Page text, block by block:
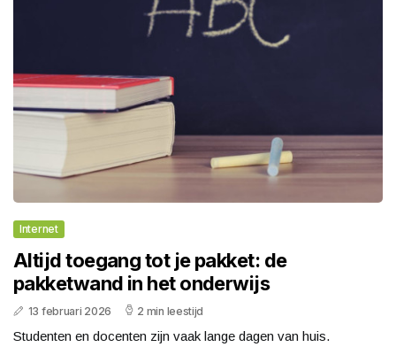
Internet
Altijd toegang tot je pakket: de
pakketwand in het onderwijs
13 februari 2026 2 min leestijd
Studenten en docenten zijn vaak lange dagen van huis.